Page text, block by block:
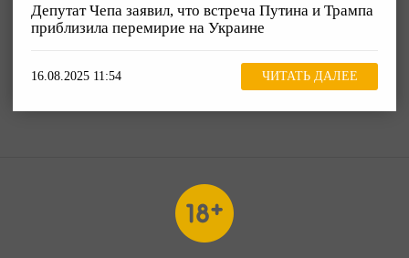
Депутат Чепа заявил, что встреча Путина и Трампа
приблизила перемирие на Украине
16.08.2025 11:54 ЧИТАТЬ ДАЛЕЕ